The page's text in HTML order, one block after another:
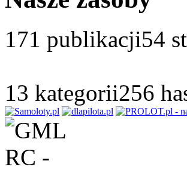
171 publikacji54
13 kategorii256